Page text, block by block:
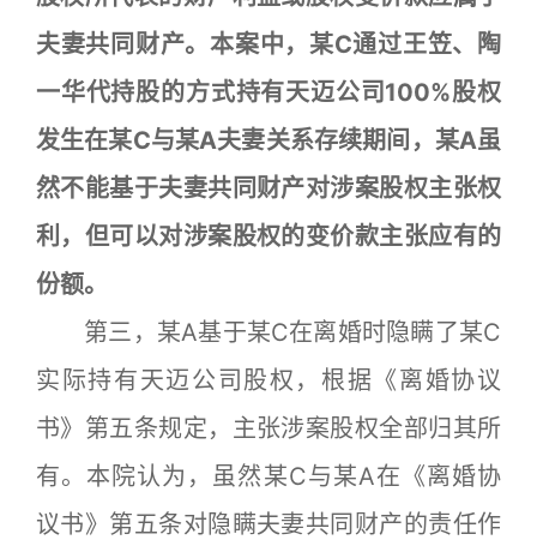
夫妻共同财产。本案中，某C通过王笠、陶
一华代持股的方式持有天迈公司100%股权
发生在某C与某A夫妻关系存续期间，某A虽
然不能基于夫妻共同财产对涉案股权主张权
利，但可以对涉案股权的变价款主张应有的
份额。
第三，某A基于某C在离婚时隐瞒了某C
实际持有天迈公司股权，根据《离婚协议
书》第五条规定，主张涉案股权全部归其所
有。本院认为，虽然某C与某A在《离婚协
议书》第五条对隐瞒夫妻共同财产的责任作